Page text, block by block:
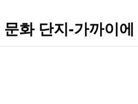
화 단지-가까이